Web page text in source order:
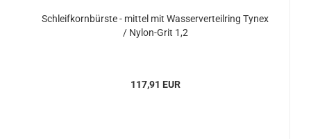
Schleifkornbürste - mittel mit Wasserverteilring Tynex
/ Nylon-Grit 1,2
117,91 EUR